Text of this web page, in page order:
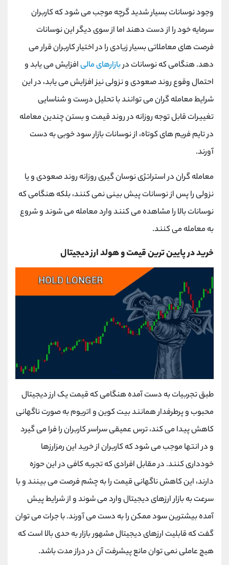
وجود نوسانات بسیار شدید گرچه موجب می شود که کاربران
سرمایه خود را از دست دهند اما از سوی دیگر این نوسانات
فرصت های معاملاتی بسیار زیادی را در اختیار کاربران قرار می
دهد. هنگامی که نوسانات دربازارهای مالیافزایش می یابد و
احتمال وقوع روند صعودی و نزولی نیز افزایش می یابد، در این
شرایط معامله گران می توانند با تحلیل درست و شناسایی
تغییرات قابل توجه روزانه در روند قیمت و بستن چندین معامله
در تایم فریم ‌های کوتاه، از نوسانات بازار سود خوبی به دست
آورند.
معامله گران در استراتژی نوسان گیری روزانه روند صعودی و یا
نزولی را پس از نوسانات پیش بینی نمی کنند، بلکه هنگامی که
نوسانات بالا را مشاهده می کنند وارد معامله می شوند و شروع
به معامله می کنند.
خرید در پایین ترین قیمت و هولد ارز دیجیتال
طبق تجربیات به دست آمده هنگامی که قیمت یک ارز دیجیتال
محبوب و پرطرفدار همانند بیت کوین و اتریوم به صورت ناگهانی
کاهش پیدا می کند، ترس عمیقی سراسر کاربران را فرا می گیرد
و در انتها موجب می شود که کاربران از خرید این رمزارزها
خودداری کنند. در مقابل افرادی که تجربه کافی در این حوزه
دارند، این کاهش ناگهانی قیمت را به چشم فرصت می بینند و با
سرعت به بازار ارزهای دیجیتال وارد می شوند و از شرایط پیش
آمده بیشترین سود ممکن را به دست می آورند. با جرات می توان
گفت که قابلیت ارزهای دیجیتال مشهور بازار به حدی بالا است که
هیچ عاملی نمی توان مانع پیشرفت آن در دراز مدت باشد.